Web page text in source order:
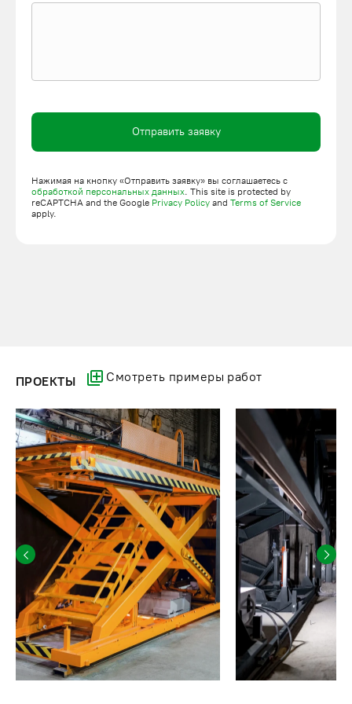
Грузоподъемность подъемника
монтажного ножничного
до 10
до
(стандартный)
24 (мес)
Цвет подъемника монтажного
(в стандартной
синий)
Цена гидравлического подъемника ножничного типа зависит
от характеристик. Позвоните или закажите звонок, чтобы
узнать стоимость и какие модели есть в наличии.
ПРЕИМУЩЕСТВА НОЖНИЧНЫХ ПОДЪЕМНИКОВ
Плюсы оборудования:
компактность, возможность применения в условиях
ограниченного пространства. Стационарный
электрогидравлический или пневматический
грузоподъемник в заглубленном варианте практически
не занимает места в нерабочем положении;
простота и надежность – максимальная точность
Отправить заявку
Нажимая на кнопку «Отправить заявку» вы соглашаетесь с
обработкой персональных данных. This site is protected by
reCAPTCHA and the Google Privacy Policy and Terms of Service
apply.
ПРОЕКТЫ Смотреть примеры работ